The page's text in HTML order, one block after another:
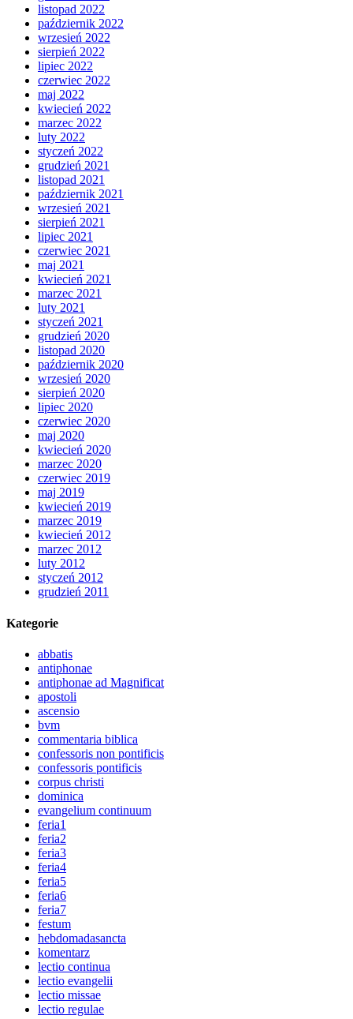
listopad 2022
październik 2022
wrzesień 2022
sierpień 2022
lipiec 2022
czerwiec 2022
maj 2022
kwiecień 2022
marzec 2022
luty 2022
styczeń 2022
grudzień 2021
listopad 2021
październik 2021
wrzesień 2021
sierpień 2021
lipiec 2021
czerwiec 2021
maj 2021
kwiecień 2021
marzec 2021
luty 2021
styczeń 2021
grudzień 2020
listopad 2020
październik 2020
wrzesień 2020
sierpień 2020
lipiec 2020
czerwiec 2020
maj 2020
kwiecień 2020
marzec 2020
czerwiec 2019
maj 2019
kwiecień 2019
marzec 2019
kwiecień 2012
marzec 2012
luty 2012
styczeń 2012
grudzień 2011
Kategorie
abbatis
antiphonae
antiphonae ad Magnificat
apostoli
ascensio
bvm
commentaria biblica
confessoris non pontificis
confessoris pontificis
corpus christi
dominica
evangelium continuum
feria1
feria2
feria3
feria4
feria5
feria6
feria7
festum
hebdomadasancta
komentarz
lectio continua
lectio evangelii
lectio missae
lectio regulae